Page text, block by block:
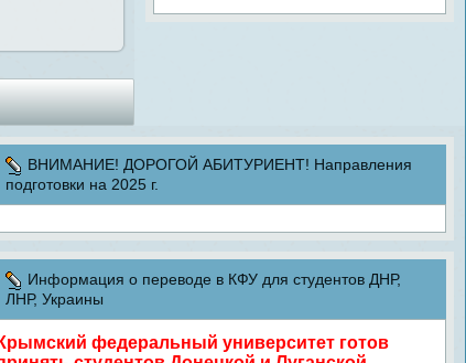
ВНИМАНИЕ! ДОРОГОЙ АБИТУРИЕНТ! Направления
подготовки на 2025 г.
Информация о переводе в КФУ для студентов ДНР,
ЛНР, Украины
Крымский федеральный университет готов